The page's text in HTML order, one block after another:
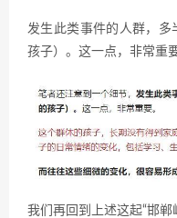
发生此类事件的人群，多
孩子）。这一点，非常重要
我们再回到上述这起“邯